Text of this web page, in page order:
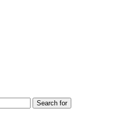
Search for